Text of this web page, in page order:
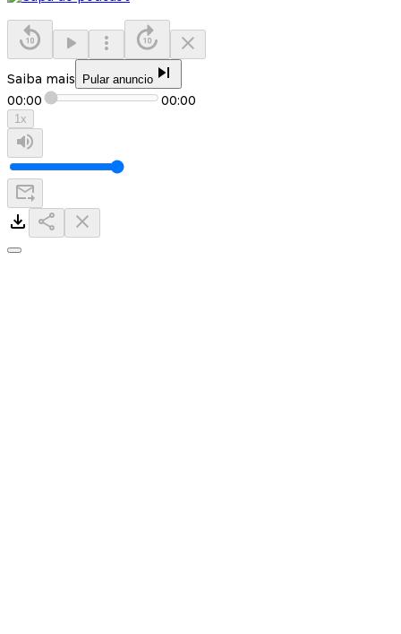
Saiba mais Pular anuncio
00:00 00:00
1x